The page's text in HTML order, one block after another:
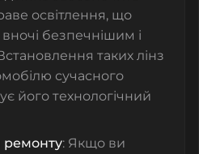
освітлення, що
безпечнішим і
таких лінз
сучасного
його технологічний
ремонту: Якщо ви